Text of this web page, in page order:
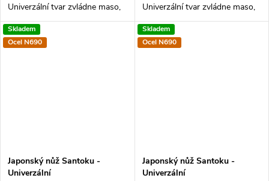
Univerzální tvar zvládne maso,
zeleninu i ryby a dokáže
nahradit hned několik
kuchyňských nožů najednou.
Univerzální tvar zvládne maso,
zeleninu i ryby a dokáže
nahradit hned několik
kuchyňských nožů najednou.
Skladem
Ocel N690
Japonský nůž Santoku -
Univerzální
Skladem
Ocel N690
Japonský nůž Santoku -
Univerzální